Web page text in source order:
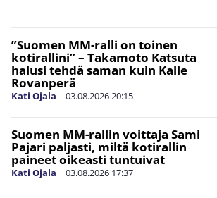
”Suomen MM-ralli on toinen
kotirallini” – Takamoto Katsuta
halusi tehdä saman kuin Kalle
Rovanperä
Kati Ojala | 03.08.202620:15
Suomen MM-rallin voittaja Sami
Pajari paljasti, miltä kotirallin
paineet oikeasti tuntuivat
Kati Ojala | 03.08.2026 17:37